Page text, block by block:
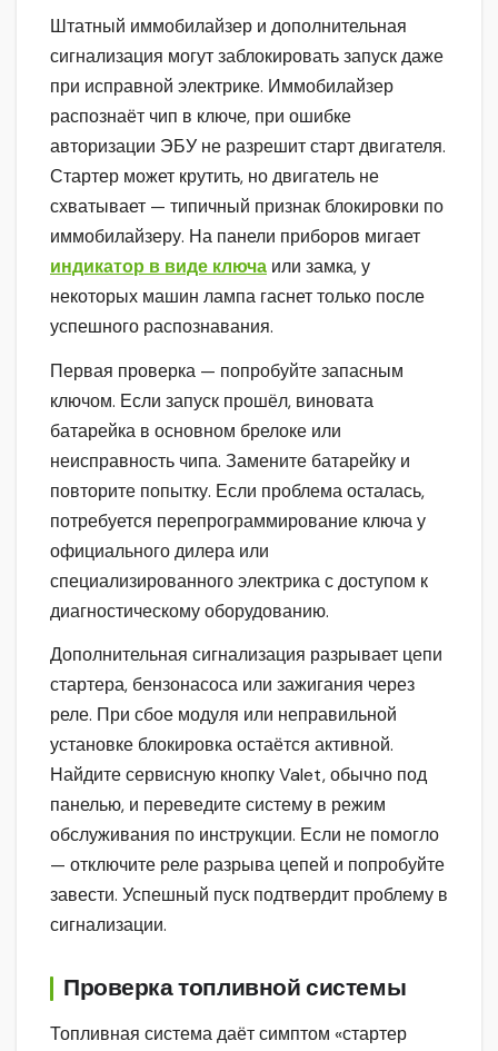
Штатный иммобилайзер и дополнительная
сигнализация могут заблокировать запуск даже
при исправной электрике. Иммобилайзер
распознаёт чип в ключе, при ошибке
авторизации ЭБУ не разрешит старт двигателя.
Стартер может крутить, но двигатель не
схватывает — типичный признак блокировки по
иммобилайзеру. На панели приборов мигает
индикатор в виде ключа или замка, у
некоторых машин лампа гаснет только после
успешного распознавания.
Первая проверка — попробуйте запасным
ключом. Если запуск прошёл, виновата
батарейка в основном брелоке или
неисправность чипа. Замените батарейку и
повторите попытку. Если проблема осталась,
потребуется перепрограммирование ключа у
официального дилера или
специализированного электрика с доступом к
диагностическому оборудованию.
Дополнительная сигнализация разрывает цепи
стартера, бензонасоса или зажигания через
реле. При сбое модуля или неправильной
установке блокировка остаётся активной.
Найдите сервисную кнопку Valet, обычно под
панелью, и переведите систему в режим
обслуживания по инструкции. Если не помогло
— отключите реле разрыва цепей и попробуйте
завести. Успешный пуск подтвердит проблему в
сигнализации.
Проверка топливной системы
Топливная система даёт симптом «стартер